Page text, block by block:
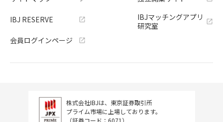
IBJ RESERVE
会員ログインページ
IBJマッチングアプリ
研究室
株式会社IBJは、東京証券取引所
プライム市場に上場しております。